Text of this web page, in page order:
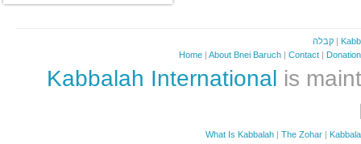
קבלה |
Home | About Bnei Baruch | Contact |
Kabbalah International is
What Is Kabbalah |The Zohar |